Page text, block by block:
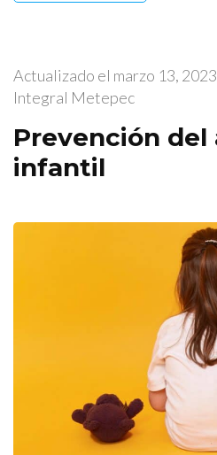
Actualizado el marzo 13, 2023
Integral Metepec
Prevención del
infantil